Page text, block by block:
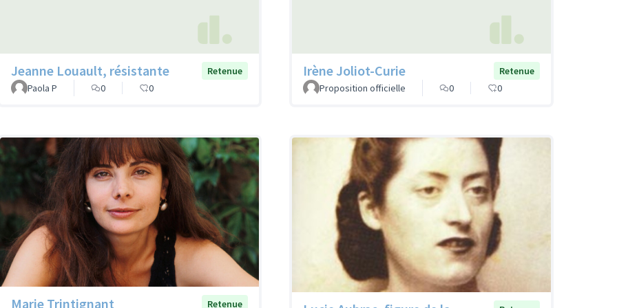
Jeanne Louault, résistante
Retenue
Paola P
0 0
Irène Joliot-Curie
Retenue
Proposition officielle
0 0
Marie Trintignant Retenue